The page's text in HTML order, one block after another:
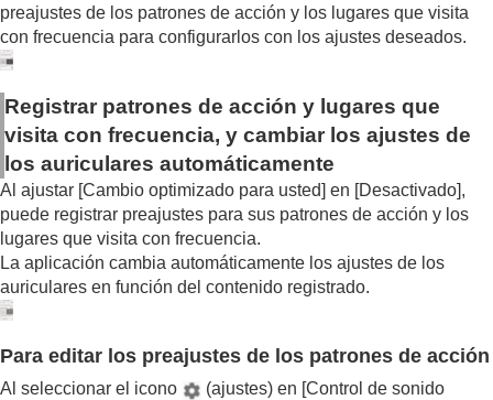
preajustes de los patrones de acción y los lugares que visita
con frecuencia para configurarlos con los ajustes deseados.
Registrar patrones de acción y lugares que
visita con frecuencia, y cambiar los ajustes de
los auriculares automáticamente
Al ajustar [Cambio optimizado para usted] en [Desactivado],
puede registrar preajustes para sus patrones de acción y los
lugares que visita con frecuencia.
La aplicación cambia automáticamente los ajustes de los
auriculares en función del contenido registrado.
Para editar los preajustes de los patrones de acción
Al seleccionar el icono (ajustes) en [Control de sonido